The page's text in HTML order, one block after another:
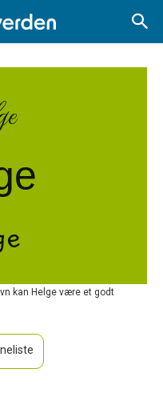
kan Helge være et godt